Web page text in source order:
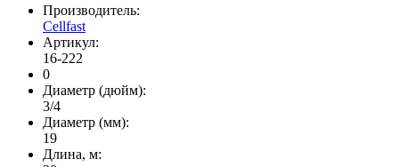
Производитель:
Cellfast
Артикул:
16-222
0
Диаметр (дюйм):
3/4
Диаметр (мм):
19
Длина, м: